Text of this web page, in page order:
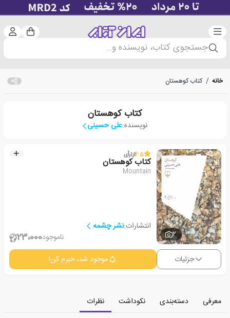
دسته‌بندی سبد
جستجوی کتاب، نویسنده و...
خانه / کتاب کوهستان
کتاب کوهستان
نویسنده:علی حسینی
2
4.5از1رأی
کتاب کوهستان
Mountain
انتشارات:نشر چشمه
ناموجود23،000
جزئیات موجود شد، خبرم کن!
معرفی دسته‌بندی نکوداشت
نظرات